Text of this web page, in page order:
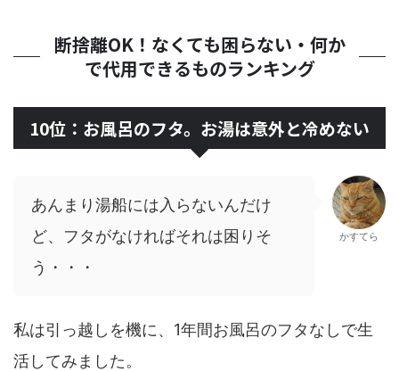
断捨離OK！なくても困らない・何か
で代用できるものランキング
10位：お風呂のフタ。お湯は意外と冷めない
あんまり湯船には入らないんだけ
ど、フタがなければそれは困りそ
う・・・
かすてら
私は引っ越しを機に、1年間お風呂のフタなしで生
活してみました。